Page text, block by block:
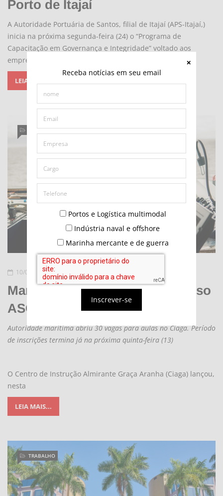
Receba notícias em seu email
Portos e Logística multimodal
Indústria naval e offshore
Marinha mercante e de guerra
Inscrever-se
Porto de Itajaí
A Autoridade Portuária de Santos, filial de Itajaí (APS-Itajaí,)
inicia na próxima segunda-feira (24) o “Programa de
Capacitação em Governança e Integridade” voltado aos
empregados da
LEIA MAIS...
TRABALHO
10/02/2025 - 19:53
Marinha lança seleção para curso
ASON
Autoridade marítima abriu 30 vagas para aulas no Ciaga. Período
de inscrições termina já na próxima quinta-feira (13)
O Centro de Instrução Almirante Graça Aranha (Ciaga) lançou,
nesta
LEIA MAIS...
TRABALHO